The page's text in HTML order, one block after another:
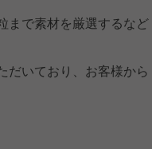
で素材を厳選するな
いており、お客様か